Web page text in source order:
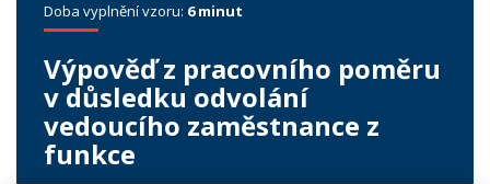
Doba vyplnění vzoru: 6 minut
Výpověď z pracovního poměru
v důsledku odvolání
vedoucího zaměstnance z
funkce